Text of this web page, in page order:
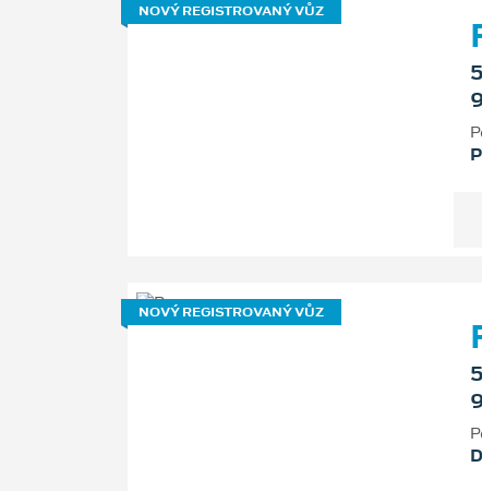
NOVÝ REGISTROVANÝ VŮZ
NOVÝ REGISTROVANÝ VŮZ